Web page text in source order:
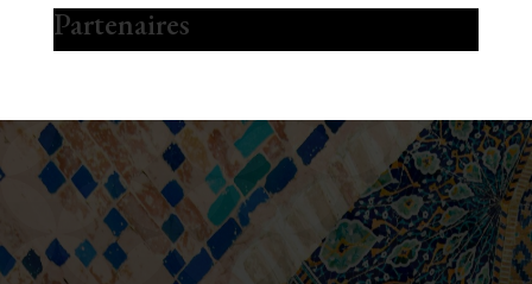
Partenaires